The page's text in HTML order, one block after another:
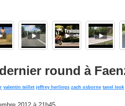
round à
valentin teillet jeffrey herlings zach osborne tanel leok